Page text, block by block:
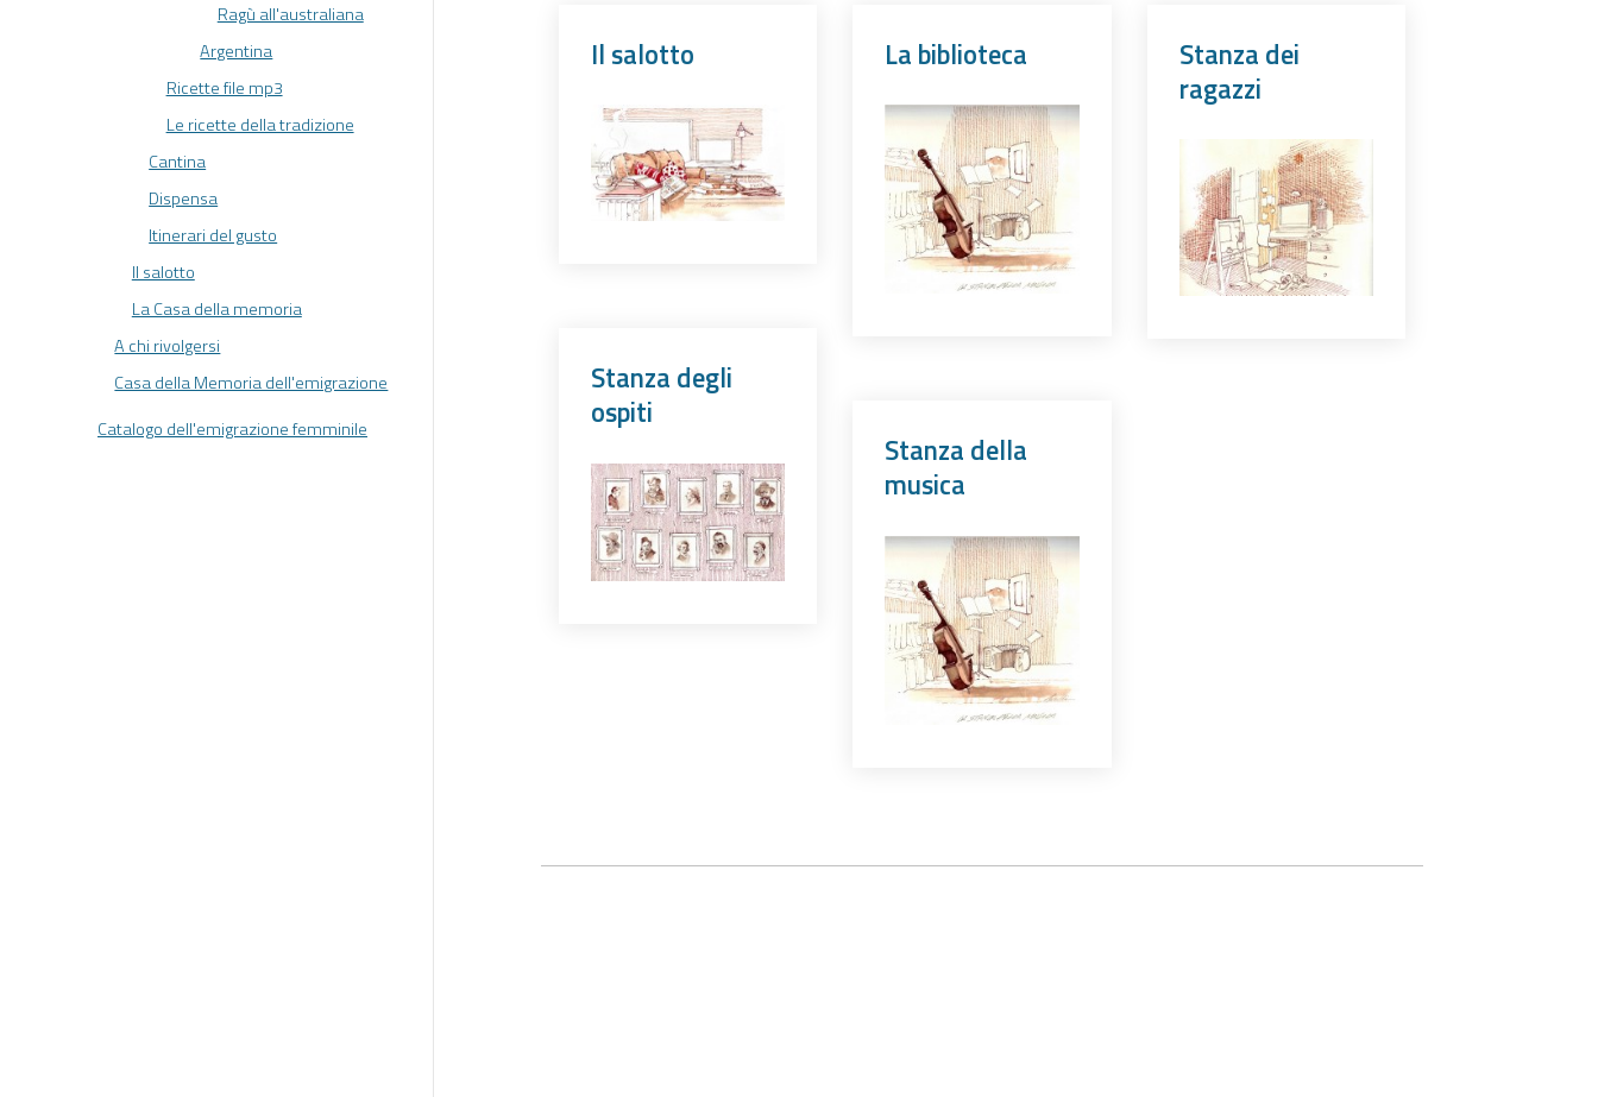
Il salotto
Stanza degli
ospiti
La biblioteca
Stanza della
musica
Stanza dei
ragazzi
Ragù all'australiana
Argentina
Ricette file mp3
Le ricette della tradizione
Cantina
Dispensa
Itinerari del gusto
Il salotto
La Casa della memoria
A chi rivolgersi
Casa della Memoria dell'emigrazione
Catalogo dell'emigrazione femminile